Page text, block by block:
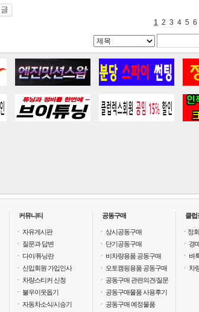
1 2 3 4 5 6
커뮤니티
자유게시판
질문과 답변
다이/튜닝란
신입회원 가입인사
차량스티커 신청
불우이웃돕기
자동차소식/시승기
공동구매
상시공동구매
단기공동구매
비차량용품 공동구매
오토캠핑용품 공동구매
공동구매 관련의견/질문
공동구매물품 사용후기
공동구매 예정물품
클럽
정
경
벼
차